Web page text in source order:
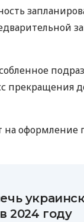
прекращения
на
2024 году